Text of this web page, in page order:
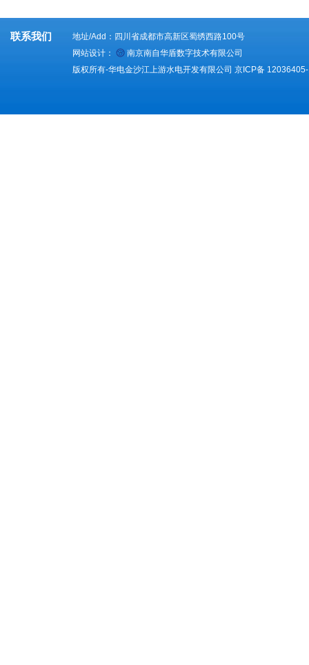
联系我们
地址/Add：四川省成都市高新区蜀绣西路100号
网站设计：
南京南自华盾数字技术有限公司
版权所有-华电金沙江上游水电开发有限公司 京ICP备